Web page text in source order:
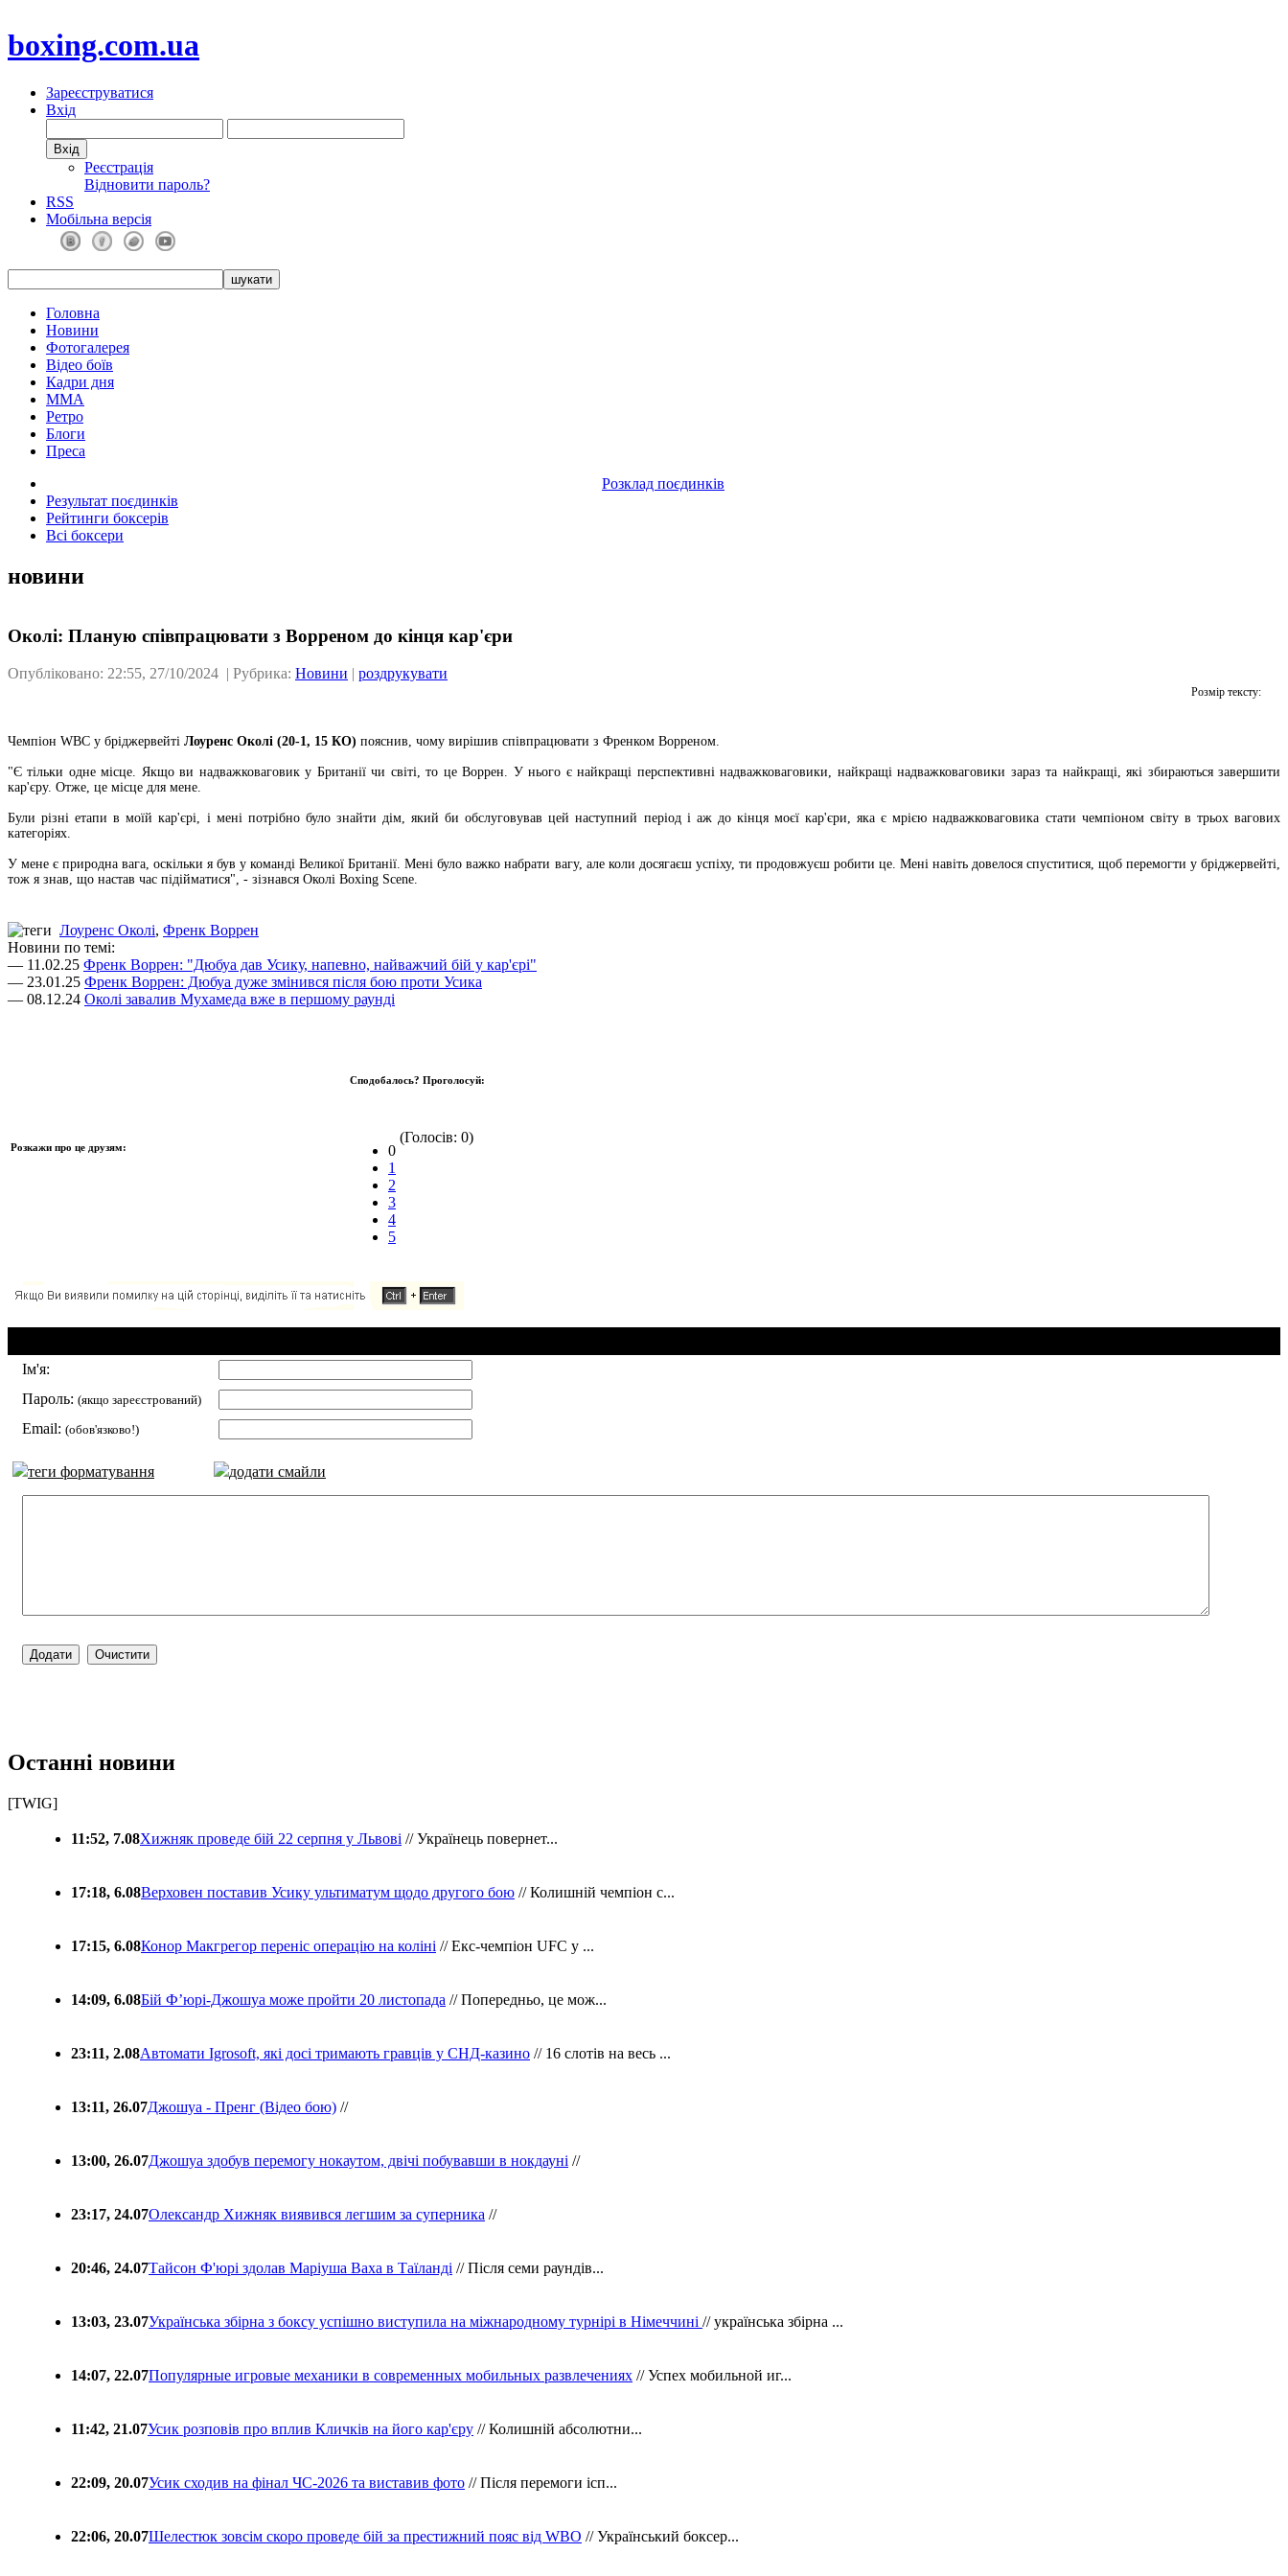
boxing.com.ua
Зареєструватися
Вхід
Реєстрація
Відновити пароль?
RSS
Мобільна версія
Головна
Новини
Фотогалерея
Відео боїв
Кадри дня
ММА
Ретро
Блоги
Преса
Розклад поєдинків
Результат поєдинків
Рейтинги боксерів
Всі боксери
новини
Околі: Планую співпрацювати з Ворреном до кінця кар'єри
Опубліковано: 22:55, 27/10/2024 | Рубрика: Новини | роздрукувати
Розмір тексту:
Чемпіон WBC у бріджервейті Лоуренс Околі (20-1, 15 КО) пояснив, чому вирішив співпрацювати з Френком Ворреном.
"Є тільки одне місце. Якщо ви надважковаговик у Британії чи світі, то це Воррен. У нього є найкращі перспективні надважковаговики, найкращі надважковаговики зараз та найкращі, які збираються завершити
кар'єру. Отже, це місце для мене.
Були різні етапи в моїй кар'єрі, і мені потрібно було знайти дім, який би обслуговував цей наступний період і аж до кінця моєї кар'єри, яка є мрією надважковаговика стати чемпіоном світу в трьох вагових
категоріях.
У мене є природна вага, оскільки я був у команді Великої Британії. Мені було важко набрати вагу, але коли досягаєш успіху, ти продовжуєш робити це. Мені навіть довелося спуститися, щоб перемогти у бріджервейті,
тож я знав, що настав час підійматися", - зізнався Околі Boxing Scene.
Лоуренс Околі, Френк Воррен
Новини по темі:
— 11.02.25 Френк Воррен: "Дюбуа дав Усику, напевно, найважчий бій у кар'єрі"
— 23.01.25 Френк Воррен: Дюбуа дуже змінився після бою проти Усика
— 08.12.24 Околі завалив Мухамеда вже в першому раунді
Розкажи про це друзям:
Сподобалось? Проголосуй:
0
1
2
3
4
5
(Голосів: 0)
Ім'я:
Пароль: (якщо зареєстрований)
Email: (обов'язково!)
теги форматування додати смайли
Останні новини
[TWIG]
11:52, 7.08Хижняк проведе бій 22 серпня у Львові // Українець повернет...
17:18, 6.08Верховен поставив Усику ультиматум щодо другого бою // Колишній чемпіон с...
17:15, 6.08Конор Макгрегор переніс операцію на коліні // Екс-чемпіон UFC у ...
14:09, 6.08Бій Ф’юрі-Джошуа може пройти 20 листопада // Попередньо, це мож...
23:11, 2.08Автомати Igrosoft, які досі тримають гравців у СНД-казино // 16 слотів на весь ...
13:11, 26.07Джошуа - Пренг (Відео бою) //
13:00, 26.07Джошуа здобув перемогу нокаутом, двічі побувавши в нокдауні //
23:17, 24.07Олександр Хижняк виявився легшим за суперника //
20:46, 24.07Тайсон Ф'юрі здолав Маріуша Ваха в Таїланді // Після семи раундів...
13:03, 23.07Українська збірна з боксу успішно виступила на міжнародному турнірі в Німеччині // українська збірна ...
14:07, 22.07Популярные игровые механики в современных мобильных развлечениях // Успех мобильной иг...
11:42, 21.07Усик розповів про вплив Кличків на його кар'єру // Колишній абсолютни...
22:09, 20.07Усик сходив на фінал ЧС-2026 та виставив фото // Після перемоги ісп...
22:06, 20.07Шелестюк зовсім скоро проведе бій за престижний пояс від WBO // Український боксер...